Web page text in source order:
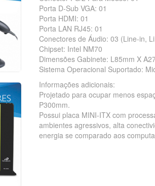
Porta D-Sub VGA: 01
Porta HDMI: 01
Porta LAN RJ45: 01
Conectores de Áudio: 03 (Line-in,
Chipset: Intel NM70
Dimensões Gabinete: L85mm X
Sistema Operacional Suportado:
Informações adicionais:
Projetado para ocupar menos
P300mm.
Possui placa MINI-ITX com
ambientes agressivos, alta
energia se comparado aos